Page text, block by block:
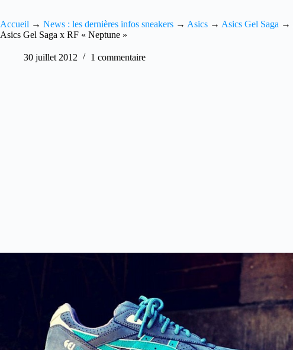
Accueil → News : les dernières infos sneakers → Asics → Asics Gel Saga →
Asics Gel Saga x RF « Neptune »
30 juillet 2012 1 commentaire